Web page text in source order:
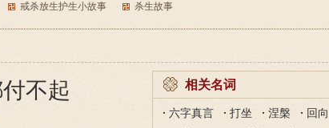
戒杀放生护生小故事 杀生故事
不起 相关名词
六字真言 打坐 涅槃
回向